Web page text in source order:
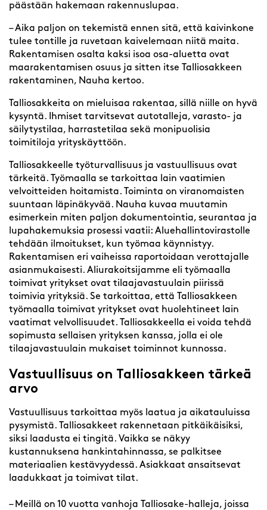
päästään hakemaan rakennuslupaa.
– Aika paljon on tekemistä ennen sitä, että kaivinkone
tulee tontille ja ruvetaan kaivelemaan niitä maita.
Rakentamisen osalta kaksi isoa osa-aluetta ovat
maarakentamisen osuus ja sitten itse Talliosakkeen
rakentaminen, Nauha kertoo.
Talliosakkeita on mieluisaa rakentaa, sillä niille on hyvä
kysyntä. Ihmiset tarvitsevat autotalleja, varasto- ja
säilytystilaa, harrastetilaa sekä monipuolisia
toimitiloja yrityskäyttöön.
Talliosakkeelle työturvallisuus ja vastuullisuus ovat
tärkeitä. Työmaalla se tarkoittaa lain vaatimien
velvoitteiden hoitamista. Toiminta on viranomaisten
suuntaan läpinäkyvää. Nauha kuvaa muutamin
esimerkein miten paljon dokumentointia, seurantaa ja
lupahakemuksia prosessi vaatii: Aluehallintovirastolle
tehdään ilmoitukset, kun työmaa käynnistyy.
Rakentamisen eri vaiheissa raportoidaan verottajalle
asianmukaisesti. Aliurakoitsijamme eli työmaalla
toimivat yritykset ovat tilaajavastuulain piirissä
toimivia yrityksiä. Se tarkoittaa, että Talliosakkeen
työmaalla toimivat yritykset ovat huolehtineet lain
vaatimat velvollisuudet. Talliosakkeella ei voida tehdä
sopimusta sellaisen yrityksen kanssa, jolla ei ole
tilaajavastuulain mukaiset toiminnot kunnossa.
Vastuullisuus on Talliosakkeen tärkeä
arvo
Vastuullisuus tarkoittaa myös laatua ja aikatauluissa
pysymistä. Talliosakkeet rakennetaan pitkäikäisiksi,
siksi laadusta ei tingitä. Vaikka se näkyy
kustannuksena hankintahinnassa, se palkitsee
materiaalien kestävyydessä. Asiakkaat ansaitsevat
laadukkaat ja toimivat tilat.
– Meillä on 10 vuotta vanhoja Talliosake-halleja, joissa